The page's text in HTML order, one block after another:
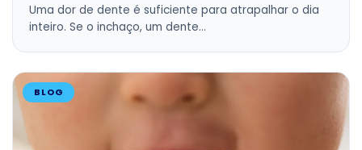
Uma dor de dente é suficiente para atrapalhar o dia
inteiro. Se o inchaço, um dente…
BLOG